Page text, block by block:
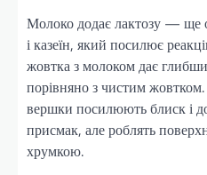
Молоко додає лактозу —
і казеїн, який посилює
жовтка з молоком дає
порівняно з чистим
вершки посилюють блиск і
присмак, але роблять
хрумкою.